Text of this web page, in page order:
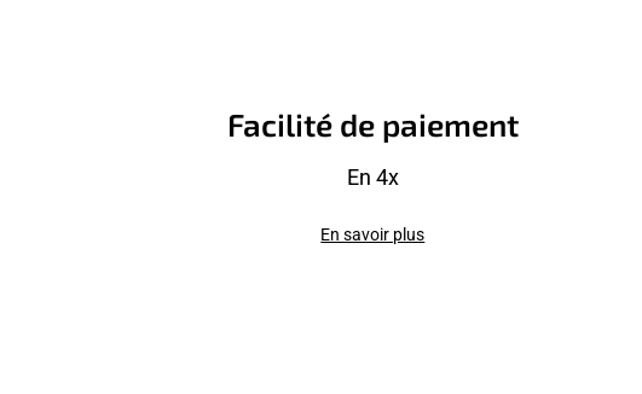
Facilité de paiement
En 4x
En savoir plus